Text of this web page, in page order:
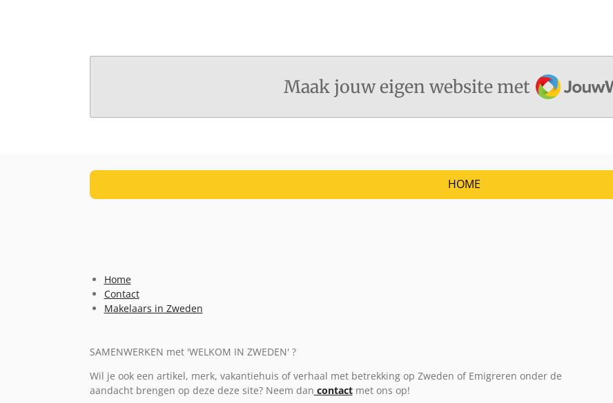
Maak jouw eigen website met JouwWeb
HOME
Home
Contact
Makelaars in Zweden
SAMENWERKEN met 'WELKOM IN ZWEDEN' ?
Wil je ook een artikel, merk, vakantiehuis of verhaal met betrekking op Zweden of Emigreren onder de
aandacht brengen op deze deze site? Neem dan contactmet ons op!